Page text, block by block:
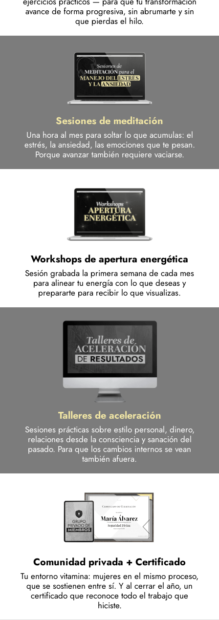
avance de forma progresiva, sin abrumarte y sin
que pierdas el hilo.
Sesiones de meditación
Una hora al mes para soltar lo que acumulas: el
estrés, la ansiedad, las emociones que te pesan.
Porque avanzar también requiere vaciarse.
Workshops de apertura energética
Sesión grabada la primera semana de cada mes
para alinear tu energía con lo que deseas y
prepararte para recibir lo que visualizas.
Talleres de aceleración
Sesiones prácticas sobre estilo personal, dinero,
relaciones desde la consciencia y sanación del
pasado. Para que los cambios internos se vean
también afuera.
Comunidad privada + Certificado
Tu entorno vitamina: mujeres en el mismo proceso,
que se sostienen entre sí. Y al cerrar el año, un
certificado que reconoce todo el trabajo que
hiciste.